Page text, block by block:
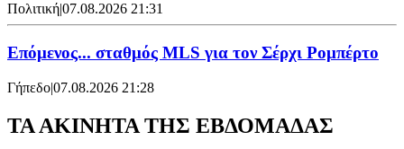
Πολιτική|07.08.2026 21:31
Επόμενος... σταθμός MLS για τον Σέρχι Ρομπέρτο
Γήπεδο|07.08.2026 21:28
ΤΑ ΑΚΙΝΗΤΑ ΤΗΣ ΕΒΔΟΜΑΔΑΣ